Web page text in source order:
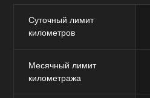
Суточный лимит
километров
Месячный лимит
километража